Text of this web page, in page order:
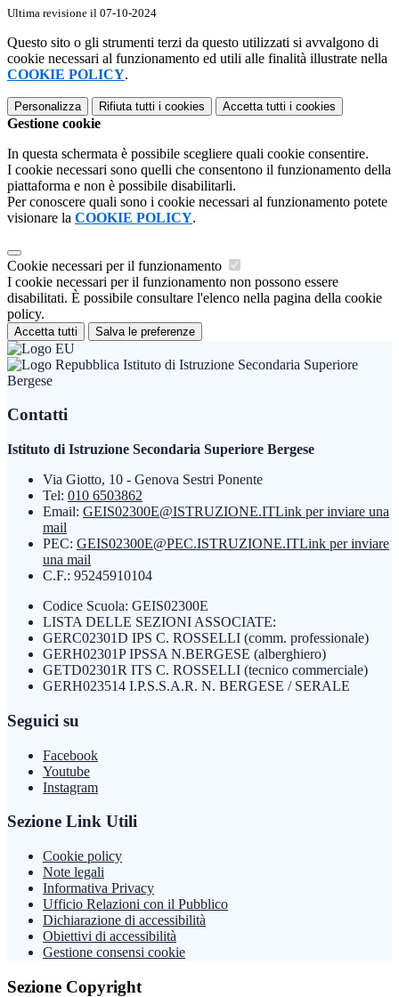
Ultima revisione il 07-10-2024
Questo sito o gli strumenti terzi da questo utilizzati si avvalgono di
cookie necessari al funzionamento ed utili alle finalità illustrate nella
COOKIE POLICY.
Personalizza Rifiuta tutti i cookies Accetta tutti i cookies
Gestione cookie
In questa schermata è possibile scegliere quali cookie consentire.
I cookie necessari sono quelli che consentono il funzionamento della
piattaforma e non è possibile disabilitarli.
Per conoscere quali sono i cookie necessari al funzionamento potete
visionare la COOKIE POLICY.
Cookie necessari per il funzionamento
I cookie necessari per il funzionamento non possono essere
disabilitati. È possibile consultare l'elenco nella pagina della cookie
policy.
Accetta tutti Salva le preferenze
Istituto di Istruzione Secondaria Superiore
Bergese
Contatti
Istituto di Istruzione Secondaria Superiore Bergese
Via Giotto, 10 - Genova Sestri Ponente
Tel: 010 6503862
Email: GEIS02300E@ISTRUZIONE.ITLink per inviare una
mail
PEC: GEIS02300E@PEC.ISTRUZIONE.ITLink per inviare
una mail
C.F.: 95245910104
Codice Scuola: GEIS02300E
LISTA DELLE SEZIONI ASSOCIATE:
GERC02301D IPS C. ROSSELLI (comm. professionale)
GERH02301P IPSSA N.BERGESE (alberghiero)
GETD02301R ITS C. ROSSELLI (tecnico commerciale)
GERH023514 I.P.S.S.A.R. N. BERGESE / SERALE
Seguici su
Facebook
Youtube
Instagram
Sezione Link Utili
Cookie policy
Note legali
Informativa Privacy
Ufficio Relazioni con il Pubblico
Dichiarazione di accessibilità
Obiettivi di accessibilità
Gestione consensi cookie
Sezione Copyright